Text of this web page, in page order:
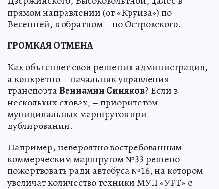
прямом направлении (от «Круиза») по
Весенней, в обратном – по Островского.
ГРОМКАЯ ОТМЕНА
Как объясняет свои решения администрация,
а конкретно – начальник управления
транспортаВениамин Синяков? Если в
нескольких словах, – приоритетом
муниципальных маршрутов при
дублировании.
Например, невероятно востребованным
коммерческим маршрутом №33 решено
пожертвовать ради автобуса №16, на котором
увеличат количество техники МУП «УРТ» с